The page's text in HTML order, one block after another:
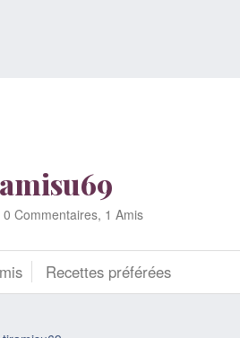
Commentaires, 1 Amis
Recettes préférées